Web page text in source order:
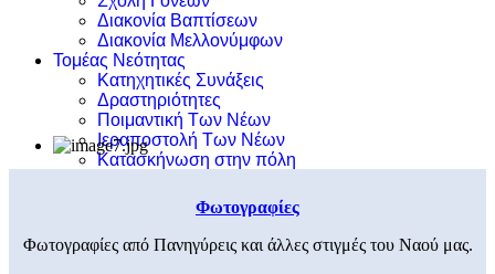
Διακονία Βαπτίσεων
Διακονία Μελλονύμφων
Τομέας Νεότητας
Κατηχητικές Συνάξεις
Δραστηριότητες
Ποιμαντική Των Νέων
Ιεραποστολή Των Νέων
Κατασκήνωση στην πόλη
Φωτογραφίες
Φωτογραφίες από Πανηγύρεις και άλλες στιγμές του Ναού μας.